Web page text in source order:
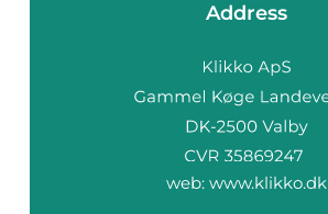
Address
web: www.klikko.dk